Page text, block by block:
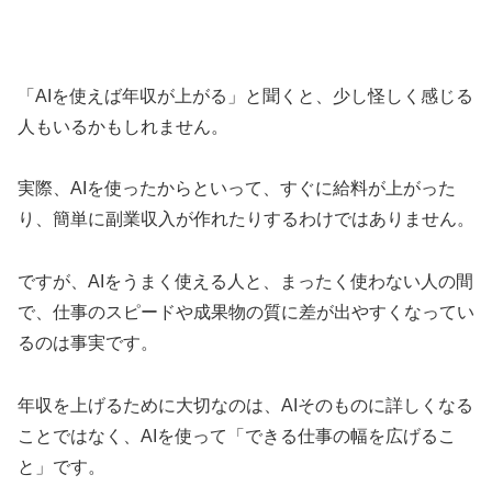
「AIを使えば年収が上がる」と聞くと、少し怪しく感じる
人もいるかもしれません。
実際、AIを使ったからといって、すぐに給料が上がった
り、簡単に副業収入が作れたりするわけではありません。
ですが、AIをうまく使える人と、まったく使わない人の間
で、仕事のスピードや成果物の質に差が出やすくなってい
るのは事実です。
年収を上げるために大切なのは、AIそのものに詳しくなる
ことではなく、AIを使って「できる仕事の幅を広げるこ
と」です。